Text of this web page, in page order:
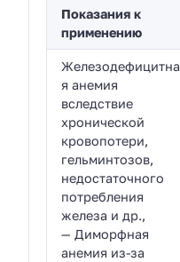
Показания к
применению
Железодефицитна
я анемия
вследствие
хронической
кровопотери,
гельминтозов,
недостаточного
потребления
железа и др.,
— Диморфная
анемия из-за